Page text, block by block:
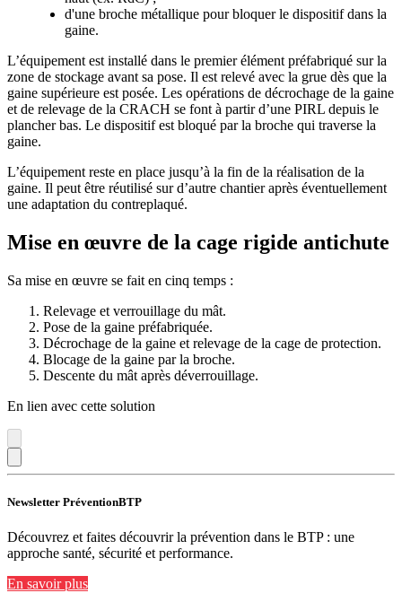
d'une broche métallique pour bloquer le dispositif dans la
gaine.
L’équipement est installé dans le premier élément préfabriqué sur la
zone de stockage avant sa pose. Il est relevé avec la grue dès que la
gaine supérieure est posée. Les opérations de décrochage de la gaine
et de relevage de la CRACH se font à partir d’une PIRL depuis le
plancher bas. Le dispositif est bloqué par la broche qui traverse la
gaine.
L’équipement reste en place jusqu’à la fin de la réalisation de la
gaine. Il peut être réutilisé sur d’autre chantier après éventuellement
une adaptation du contreplaqué.
Mise en œuvre de la cage rigide antichute
Sa mise en œuvre se fait en cinq temps :
Relevage et verrouillage du mât.
Pose de la gaine préfabriquée.
Décrochage de la gaine et relevage de la cage de protection.
Blocage de la gaine par la broche.
Descente du mât après déverrouillage.
En lien avec cette solution
Newsletter PréventionBTP
Découvrez et faites découvrir la prévention dans le BTP : une
approche santé, sécurité et performance.
En savoir plus